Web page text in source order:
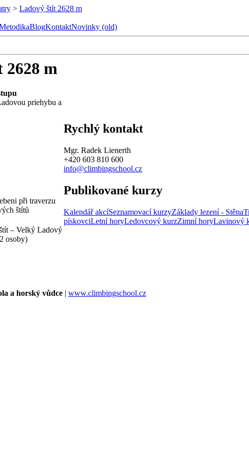
> Ladový štít 2628 m
BlogKontaktNovinky (old)
m
priehybu a
při traverzu
štítů
– Velký Ladový
osoby)
Rychlý kontakt
Mgr. Radek Lienerth
+420 603 810 600
info@climbingschool.cz
Publikované kurzy
Kalendář akcíSeznamovací kurzyZáklady lezení - Stěna
pískovciLetní horyLedovcový kurzZimní horyLavinový
a horský vůdce | www.climbingschool.cz